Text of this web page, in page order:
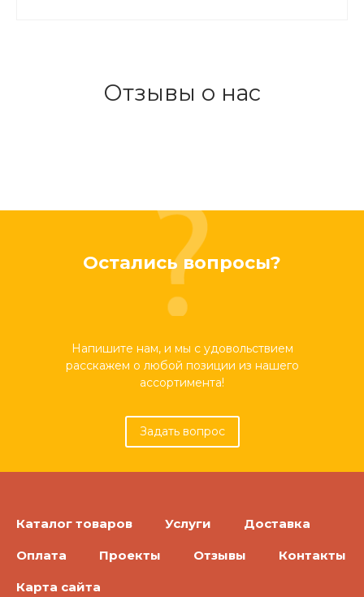
Отзывы о нас
Остались вопросы?
Напишите нам, и мы с удовольствием
расскажем о любой позиции из нашего
ассортимента!
Задать вопрос
Каталог товаров Услуги Доставка
Оплата Проекты Отзывы Контакты
Карта сайта